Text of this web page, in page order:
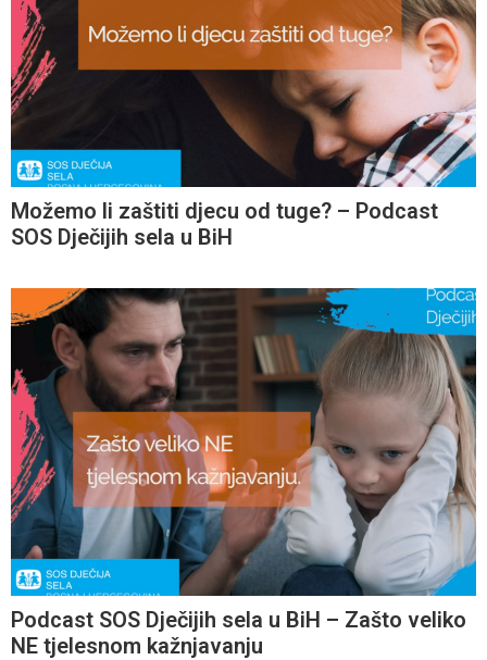
Možemo li zaštiti djecu od tuge? – Podcast
SOS Dječijih sela u BiH
Podcast SOS Dječijih sela u BiH – Zašto veliko
NE tjelesnom kažnjavanju